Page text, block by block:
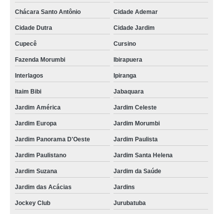
Chácara Santo Antônio Cidade Ademar
Cidade Dutra Cidade Jardim
Cupecê Cursino
Fazenda Morumbi Ibirapuera
Interlagos Ipiranga
Itaim Bibi Jabaquara
Jardim América Jardim Celeste
Jardim Europa Jardim Morumbi
Jardim Panorama D'Oeste Jardim Paulista
Jardim Paulistano Jardim Santa Helena
Jardim Suzana Jardim da Saúde
Jardim das Acácias Jardins
Jockey Club Jurubatuba